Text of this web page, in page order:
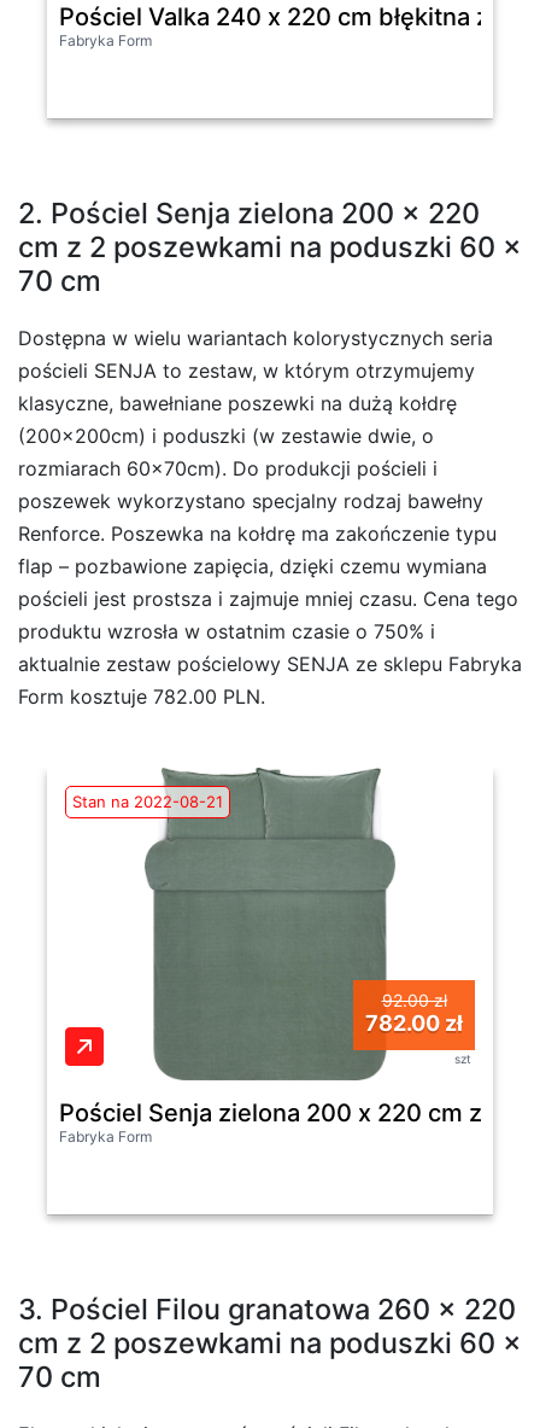
Pościel Valka 240 x 220 cm błękitna z 2
Fabryka Form
2. Pościel Senja zielona 200 x 220
cm z 2 poszewkami na poduszki 60 x
70 cm
Dostępna w wielu wariantach kolorystycznych seria
pościeli SENJA to zestaw, w którym otrzymujemy
klasyczne, bawełniane poszewki na dużą kołdrę
(200x200cm) i poduszki (w zestawie dwie, o
rozmiarach 60x70cm). Do produkcji pościeli i
poszewek wykorzystano specjalny rodzaj bawełny
Renforce. Poszewka na kołdrę ma zakończenie typu
flap – pozbawione zapięcia, dzięki czemu wymiana
pościeli jest prostsza i zajmuje mniej czasu. Cena tego
produktu wzrosła w ostatnim czasie o 750% i
aktualnie zestaw pościelowy SENJA ze sklepu Fabryka
Form kosztuje 782.00 PLN.
Stan na 2022-08-21
92.00 zł
782.00 zł
szt
Pościel Senja zielona 200 x 220 cm z 2
Fabryka Form
3. Pościel Filou granatowa 260 x 220
cm z 2 poszewkami na poduszki 60 x
70 cm